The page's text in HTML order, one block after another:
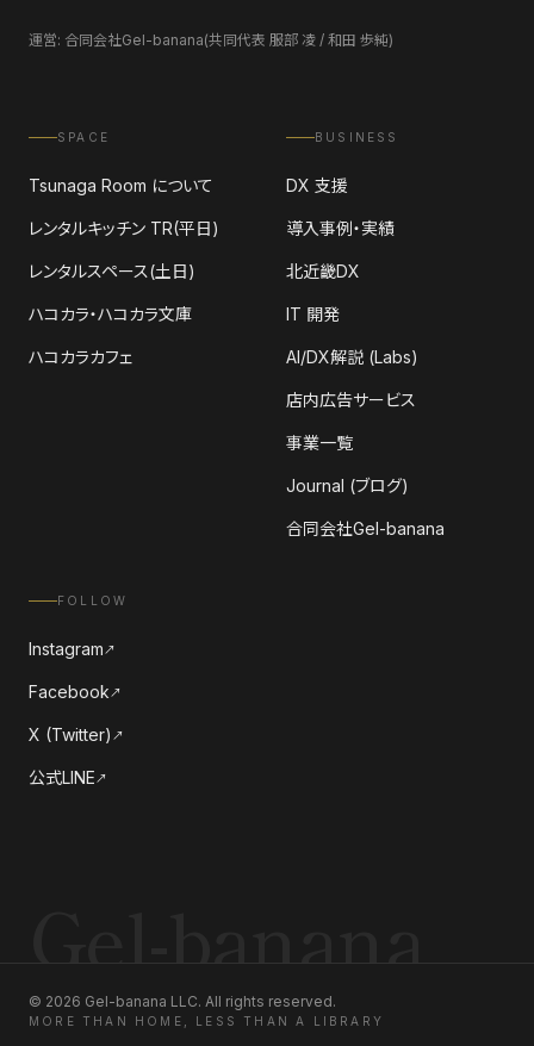
運営: 合同会社Gel-banana(共同代表 服部 凌 / 和田 歩純)
SPACE
Tsunaga Room について
レンタルキッチン TR(平日)
レンタルスペース(土日)
ハコカラ・ハコカラ文庫
ハコカラカフェ
BUSINESS
DX 支援
導入事例・実績
北近畿DX
IT 開発
AI/DX解説 (Labs)
店内広告サービス
事業一覧
Journal (ブログ)
合同会社Gel-banana
FOLLOW
Instagram ↗
Facebook ↗
X (Twitter) ↗
公式LINE ↗
© 2026 Gel-banana LLC. All rights reserved.
MORE THAN HOME, LESS THAN A LIBRARY